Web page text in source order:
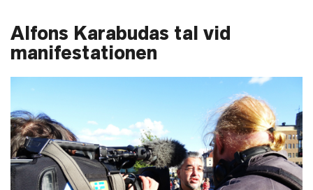
Alfons Karabudas tal vid
manifestationen